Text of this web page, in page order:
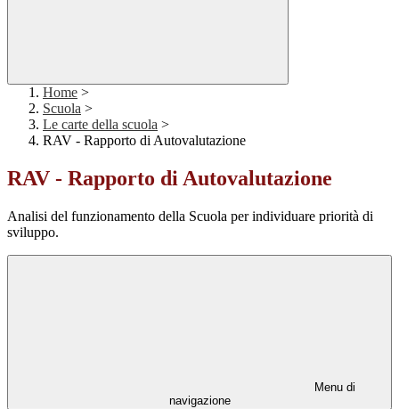
Home >
Scuola >
Le carte della scuola >
RAV - Rapporto di Autovalutazione
RAV - Rapporto di Autovalutazione
Analisi del funzionamento della Scuola per individuare priorità di
sviluppo.
Menu di
navigazione